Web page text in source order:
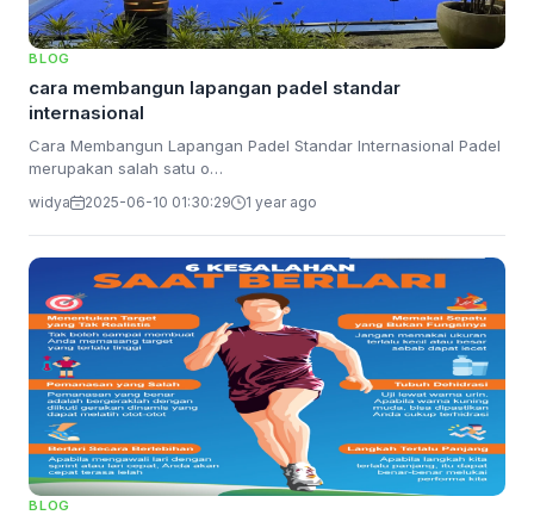
BLOG
cara membangun lapangan padel standar
internasional
Cara Membangun Lapangan Padel Standar Internasional Padel
merupakan salah satu o…
widya 2025-06-10 01:30:29 1 year ago
BLOG